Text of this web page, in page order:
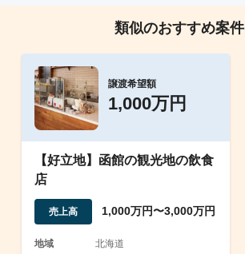
類似のおすすめ案件
譲渡希望額
1,000万円
【好立地】函館の観光地の飲食
店
売上高 1,000万円〜3,000万円
地域
北海道